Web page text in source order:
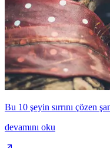
Bu 10 şeyin sırrını çözen
devamını oku